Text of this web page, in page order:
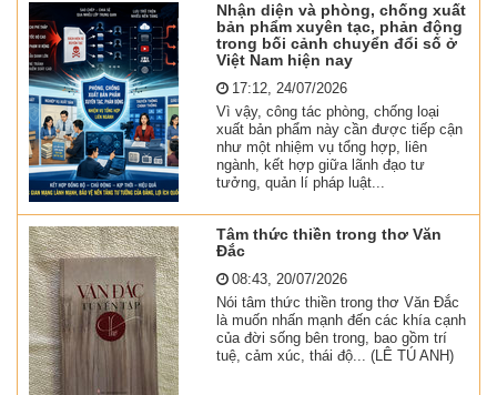
Nhận diện và phòng, chống xuất
bản phẩm xuyên tạc, phản động
trong bối cảnh chuyển đổi số ở
Việt Nam hiện nay
17:12, 24/07/2026
Vì vậy, công tác phòng, chống loại
xuất bản phẩm này cần được tiếp cận
như một nhiệm vụ tổng hợp, liên
ngành, kết hợp giữa lãnh đạo tư
tưởng, quản lí pháp luật...
Tâm thức thiền trong thơ Văn
Đắc
08:43, 20/07/2026
Nói tâm thức thiền trong thơ Văn Đắc
là muốn nhấn mạnh đến các khía cạnh
của đời sống bên trong, bao gồm trí
tuệ, cảm xúc, thái độ... (LÊ TÚ ANH)